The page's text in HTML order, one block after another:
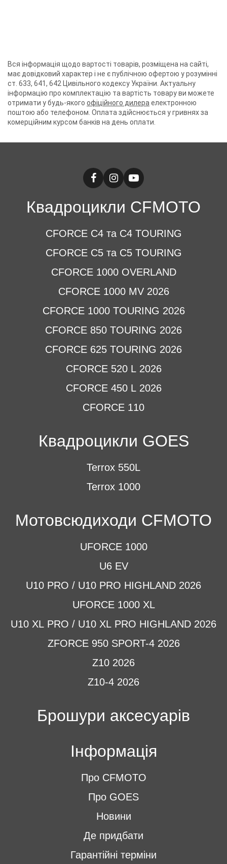
Вся інформація щодо вартості товарів, розміщена на сайті,
має довідковий характер і не є публічною офертою у розумінні
ст. 633, 641, 642 Цивільного кодексу України. Актуальну
інформацію про комплектацію та вартість товару ви можете
отримати у будь-якого офіційного дилера електронною
поштою або телефоном. Оплата здійснюється у гривнях за
комерційним курсом банків на день оплати.
Квадроцикли CFMOTO
CFORCE C4 та C4 TOURING
CFORCE C5 та C5 TOURING
CFORCE 1000 OVERLAND
CFORCE 1000 MV 2026
CFORCE 1000 TOURING 2026
CFORCE 850 TOURING 2026
CFORCE 625 TOURING 2026
CFORCE 520 L 2026
CFORCE 450 L 2026
CFORCE 110
Квадроцикли GOES
Terrox 550L
Terrox 1000
Мотовсюдиходи CFMOTO
UFORCE 1000
U6 EV
U10 PRO / U10 PRO HIGHLAND 2026
UFORCE 1000 XL
U10 XL PRO / U10 XL PRO HIGHLAND 2026
ZFORCE 950 SPORT-4 2026
Z10 2026
Z10-4 2026
Брошури аксесуарів
Інформація
Про CFMOTO
Про GOES
Новини
Де придбати
Гарантійні терміни